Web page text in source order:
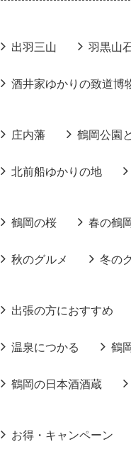
出羽三山 羽黒山
酒井家ゆかりの致道博
庄内藩 鶴岡公園
北前船ゆかりの地
鶴岡の桜 春の鶴
秋のグルメ 冬の
出張の方におすすめ
温泉につかる 鶴
鶴岡の日本酒酒蔵
お得・キャンペーン